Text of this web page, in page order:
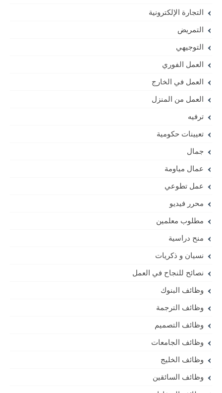
التجارة الإلكترونية
التمريض
التوجيهي
العمل الفوري
العمل في الخارج
العمل من المنزل
ترفيه
تعيينات حكومية
جمال
عمال مياومة
عمل تطوعي
محرر فيديو
مطلوب معلمين
منح دراسية
نسيان و ذكريات
نصائح للنجاح في العمل
وظائف البنوك
وظائف الترجمة
وظائف التصميم
وظائف الجامعات
وظائف الخليج
وظائف السائقين